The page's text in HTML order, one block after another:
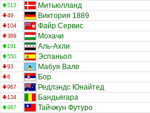
513 Митьюлланд
49 Виктория 1889
104 Файр Сервис
369 Мохачи
191 Аль-Ахли
550 Эспаньол
93 Мабуя Вале
8 Бор
967 Редлэндс Юнайтед
134 Бандьягара
987 Тайчжун Футуро